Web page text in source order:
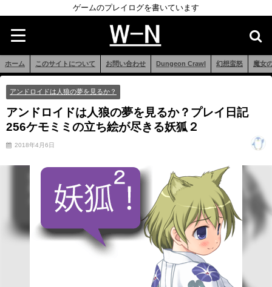
ゲームのプレイログを書いています
ホーム このサイトについて お問い合わせ Dungeon Crawl 幻想蛮怒 魔女
アンドロイドは人狼の夢を見るか？
アンドロイドは人狼の夢を見るか？プレイ日記
256ケモミミの立ち絵が尽きる妖狐２
2018年4月6日